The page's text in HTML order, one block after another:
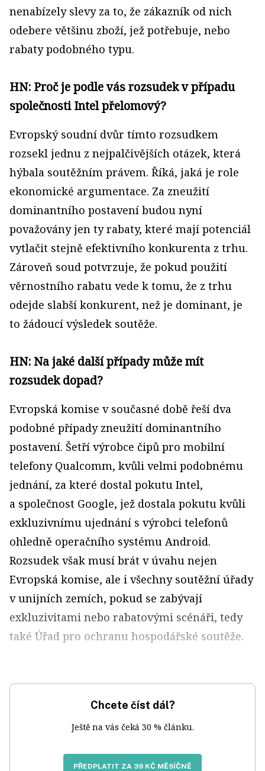
nenabízely slevy za to, že zákazník od nich
odebere většinu zboží, jež potřebuje, nebo
rabaty podobného typu.
HN: Proč je podle vás rozsudek v případu
společnosti Intel přelomový?
Evropský soudní dvůr tímto rozsudkem
rozsekl jednu z nejpalčivějších otázek, která
hýbala soutěžním právem. Říká, jaká je role
ekonomické argumentace. Za zneužití
dominantního postavení budou nyní
považovány jen ty rabaty, které mají potenciál
vytlačit stejně efektivního konkurenta z trhu.
Zároveň soud potvrzuje, že pokud použití
věrnostního rabatu vede k tomu, že z trhu
odejde slabší konkurent, než je dominant, je
to žádoucí výsledek soutěže.
HN: Na jaké další případy může mít
rozsudek dopad?
Evropská komise v současné době řeší dva
podobné případy zneužití dominantního
postavení. Šetří výrobce čipů pro mobilní
telefony Qualcomm, kvůli velmi podobnému
jednání, za které dostal pokutu Intel,
a společnost Google, jež dostala pokutu kvůli
exkluzivnímu ujednání s výrobci telefonů
ohledně operačního systému Android.
Rozsudek však musí brát v úvahu nejen
Evropská komise, ale i všechny soutěžní úřady
v unijních zemích, pokud se zabývají
exkluzivitami nebo rabatovými scénáři, tedy
také Úřad pro ochranu hospodářské soutěže.
Chcete číst dál?
Ještě na vás čeká 30 % článku.
PŘEDPLATIT ZA 39 KČ MĚSÍČNĚ